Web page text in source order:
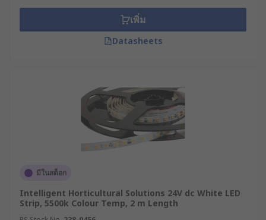
If you require LED lighting which is completely
waterproof, you may which to go for a higher
rating, for example, IP67 & IP67. If you require
strip to be waterproof at all, IP20 is the lower
end of the rating. Most often, the higher the IP
Rating, the more expensive the LED strip due to
the manufacturing of the water-tight
Do I need a controller?
LED Lighting Strips work alongside LED lighting
drivers (power supply) & controllers. There are
เพิ่ม
Datasheets
มีในสต็อก
Intelligent Horticultural Solutions 24V dc White LED
Strip, 5500k Colour Temp, 2 m Length